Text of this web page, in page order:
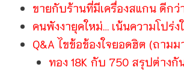
ขายกับร้านที่มีเครื่องสแกน ดีกว่
คนพังงายุคใหม่… เน้นความโปร่ง
Q&A ไขข้อข้องใจยอดฮิต (ถามม
ทอง 18K กับ 750 สรุปต่างกั